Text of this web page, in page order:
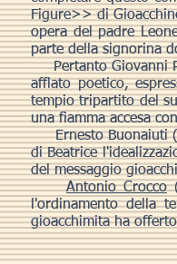
Figure>> di
opera del padre
parte della signorina
Pertanto Giovanni
afflato poetico,
tempio tripartito del
una fiamma accesa
Ernesto Buonaiuti
di Beatrice
del messaggio
Antonio Crocco
l'ordinamento della
gioacchimita ha